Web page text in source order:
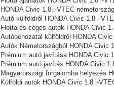
HONDA Civic 1.8 i-VTEC
Autó külföldről HONDA Civic 1.8 i-
Flotta és céges autók HONDA Civic
Autóbehozatal külföldről HONDA
Autók Németországból‎ HONDA Civic
Prémium autó javítása HONDA Civic
Prémium autó javítás HONDA Civic
Magyarországi forgalomba helyezés
Külföldi autók‎ HONDA Civic 1.8 i-